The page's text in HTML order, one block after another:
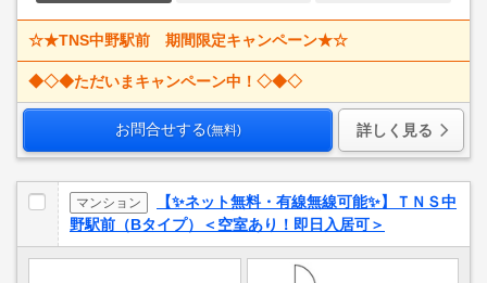
☆★TNS中野駅前 期間限定キャンペーン★☆
◆◇◆ただいまキャンペーン中！◇◆◇
お問合せする(無料) 詳しく見る
マンション
【✨ネット無料・有線無線可能✨】ＴＮＳ中
野駅前（Bタイプ）＜空室あり！即日入居可＞